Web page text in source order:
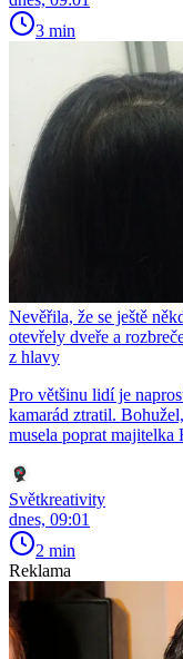
3 min
Nevěřila, že se ještě
otevřely dveře a
z hlavy
Pro většinu lidí je
kamarád ztratil.
musela poprat majitelka
Světkreativity
dnes, 09:01
2 min
Reklama